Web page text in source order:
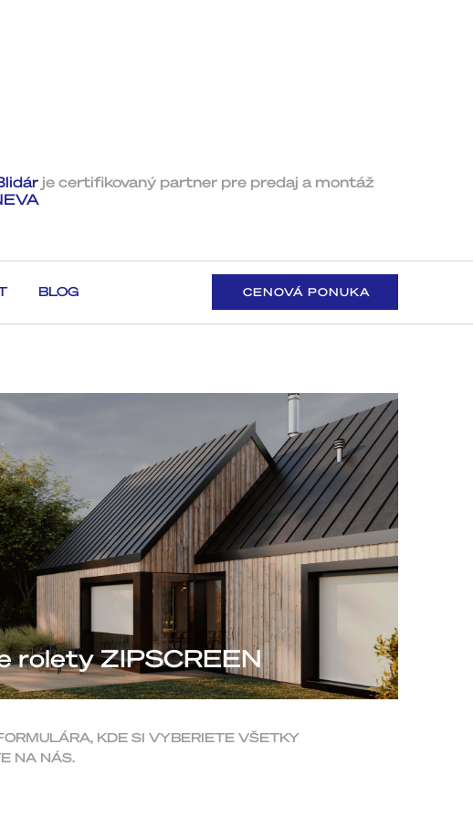
je certifikovaný partner pre predaj a montáž ​
CENOVÁ PONUKA
BLOG
rolety ZIPSCREEN
KDE SI VYBERIETE VŠETKY
NA NÁS.